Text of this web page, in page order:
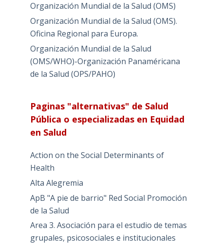
Organización Mundial de la Salud (OMS)
Organización Mundial de la Salud (OMS).
Oficina Regional para Europa.
Organización Mundial de la Salud
(OMS/WHO)-Organización Panaméricana
de la Salud (OPS/PAHO)
Paginas "alternativas" de Salud
Pública o especializadas en Equidad
en Salud
Action on the Social Determinants of
Health
Alta Alegremia
ApB "A pie de barrio" Red Social Promoción
de la Salud
Area 3. Asociación para el estudio de temas
grupales, psicosociales e institucionales